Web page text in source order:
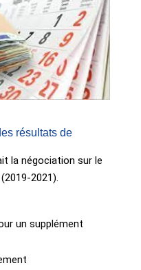
résultats de
la négociation sur le
2021).
un supplément